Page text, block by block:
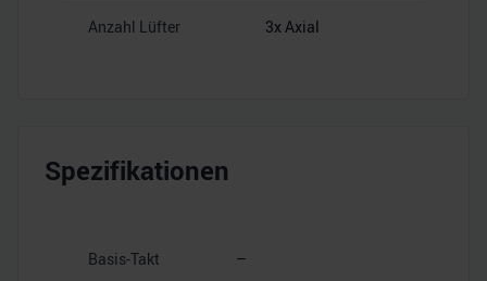
Anzahl Lüfter 3x Axial
Spezifikationen
Basis-Takt –